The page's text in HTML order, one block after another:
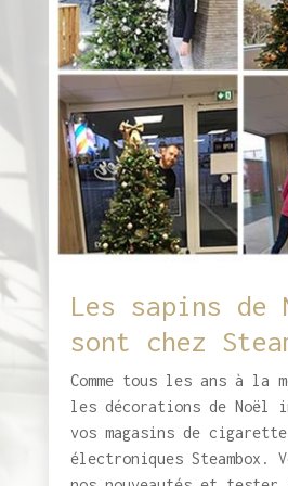
Les sapins de
sont chez
Comme tous les ans à la
les décorations de Noël
vos magasins de
électroniques Steambox.